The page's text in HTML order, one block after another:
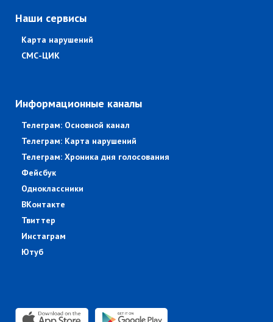
Наши сервисы
Карта нарушений
СМС-ЦИК
Информационные каналы
Телеграм: Основной канал
Телеграм: Карта нарушений
Телеграм: Хроника дня голосования
Фейсбук
Одноклассники
ВКонтакте
Твиттер
Инстаграм
Ютуб